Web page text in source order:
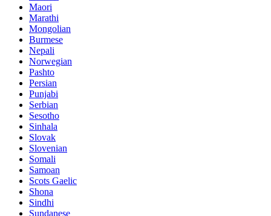
Maori
Marathi
Mongolian
Burmese
Nepali
Norwegian
Pashto
Persian
Punjabi
Serbian
Sesotho
Sinhala
Slovak
Slovenian
Somali
Samoan
Scots Gaelic
Shona
Sindhi
Sundanese